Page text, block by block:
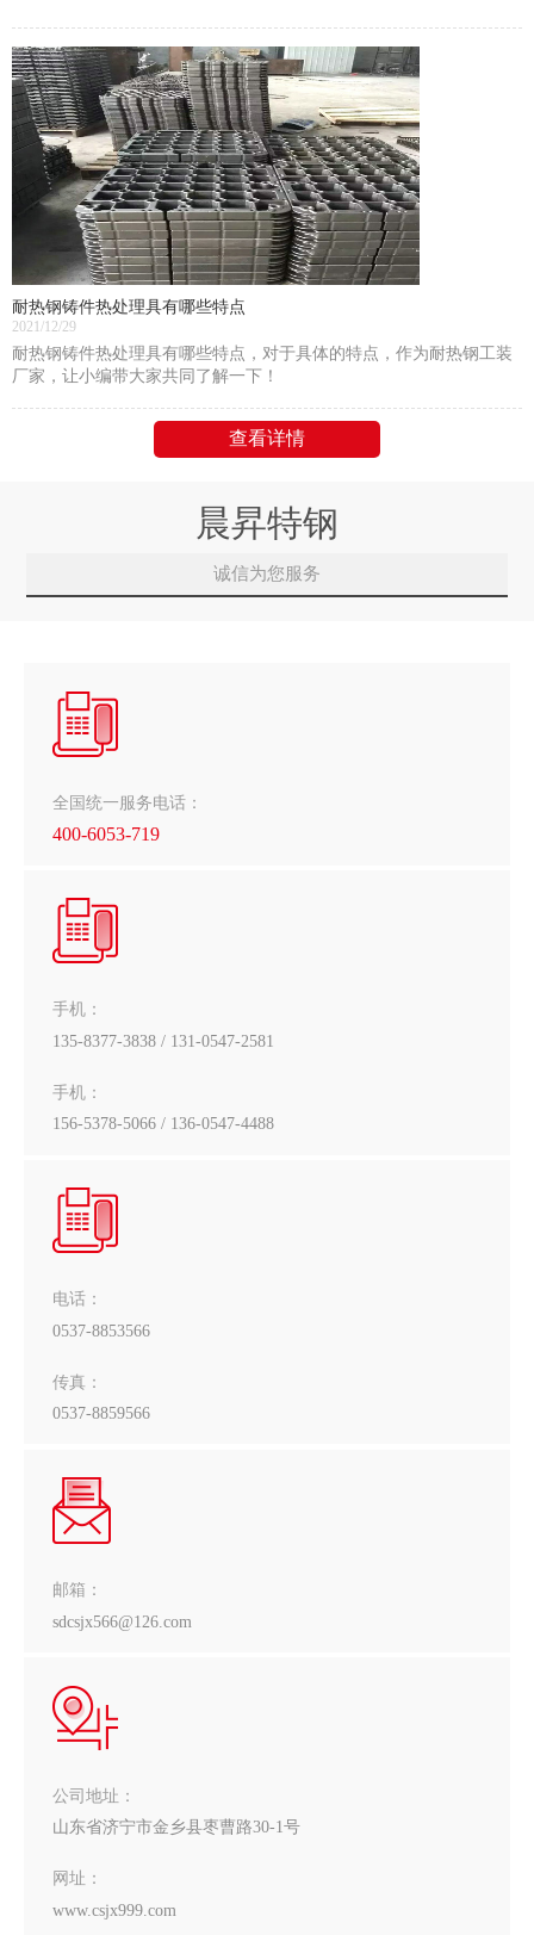
耐热钢铸件热处理具有哪些特点
2021/12/29
耐热钢铸件热处理具有哪些特点，对于具体的特点，作为耐热钢工装
厂家，让小编带大家共同了解一下！
查看详情
晨昇特钢
诚信为您服务
全国统一服务电话：
400-6053-719
手机：
135-8377-3838 / 131-0547-2581
手机：
156-5378-5066 / 136-0547-4488
电话：
0537-8853566
传真：
0537-8859566
邮箱：
sdcsjx566@126.com
公司地址：
山东省济宁市金乡县枣曹路30-1号
网址：
www.csjx999.com